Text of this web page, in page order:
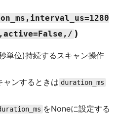
)
位)持続するスキャン操作
ャンするときは duration_ms
をNoneに設定する